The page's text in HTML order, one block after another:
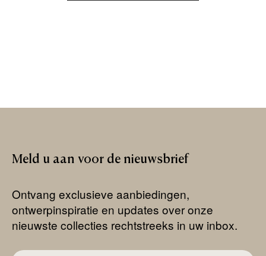
Meld u aan voor de nieuwsbrief
Ontvang exclusieve aanbiedingen,
ontwerpinspiratie en updates over onze
nieuwste collecties rechtstreeks in uw inbox.